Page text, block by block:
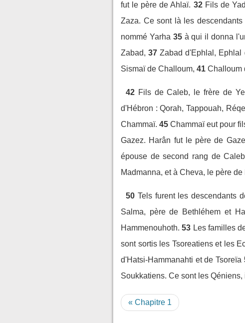
fut le père de Ahlaï. 32 Fils de
Zaza. Ce sont là les descendants
nommé Yarha 35 à qui il donna
Zabad, 37 Zabad d'Ephlal, Ephlal
Sismaï de Challoum, 41 Challoum
42 Fils de Caleb, le frère de
d'Hébron : Qorah, Tappouah,
Chammaï. 45 Chammaï eut pour
Gazez. Harân fut le père de
épouse de second rang de
Madmanna, et à Cheva, le père
50 Tels furent les descendants
Salma, père de Bethléhem et
Hammenouhoth. 53 Les familles
sont sortis les Tsoreatiens et les
d'Hatsi-Hammanahti et de Tsoreïa
Soukkatiens. Ce sont les
« Chapitre 1